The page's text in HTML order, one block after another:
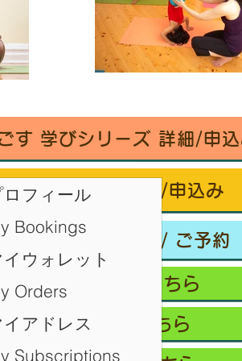
す 学びシリーズ 詳細/申
ガ養成講座・詳細/申込み
サンライズヨガ」 / ご予約
クラス/ご予約はこちら
約/体験の方はこちら
ロフィール
Bookings
イウォレット
Orders
イアドレス
Subscriptions